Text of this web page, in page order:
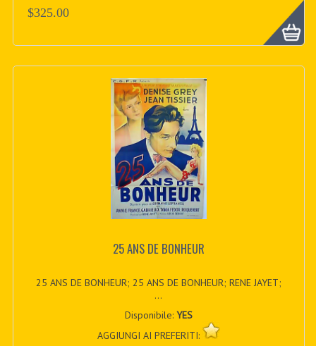
$325.00
25 ANS DE BONHEUR
25 ANS DE BONHEUR; 25 ANS DE BONHEUR; RENE JAYET;
...
Disponibile: YES
AGGIUNGI AI PREFERITI: